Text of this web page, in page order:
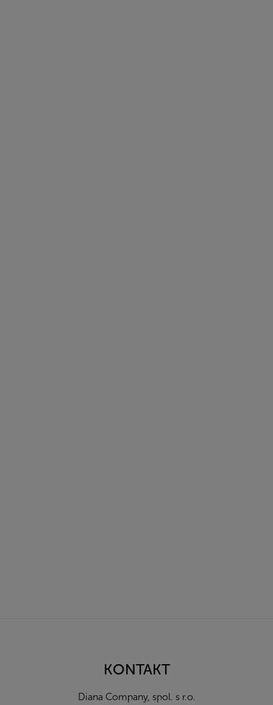
KONTAKT
Diana Company, spol. s r.o.